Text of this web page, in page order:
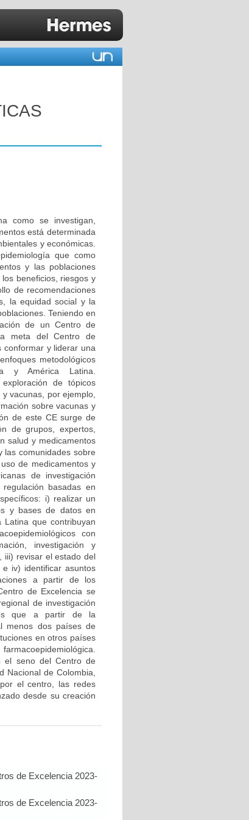
como se investigan,
está determinada
y económicas.
que como
y las poblaciones
beneficios, riesgos y
de recomendaciones
la equidad social y la
Teniendo en
de un Centro de
meta del Centro de
conformar y liderar una
metodológicos
y América Latina.
de tópicos
vacunas, por ejemplo,
sobre vacunas y
de este CE surge de
de grupos, expertos,
salud y medicamentos
las comunidades sobre
de medicamentos y
de investigación
basadas en
i) realizar un
y bases de datos en
que contribuyan
con
investigación y
iii) revisar el estado del
iv) identificar asuntos
a partir de los
de Excelencia se
de investigación
es que a partir de la
menos dos países de
en otros países
el seno del Centro de
Nacional de Colombia,
el centro, las redes
desde su creación
de Excelencia 2023-
de Excelencia 2023-